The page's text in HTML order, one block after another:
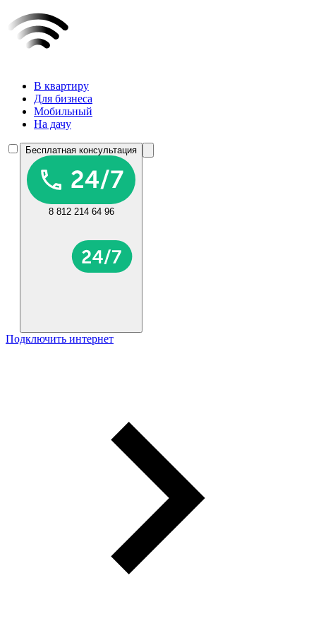
В квартиру
Для бизнеса
Мобильный
На дачу
Бесплатная консультация
8 812 214 64 96
Подключить интернет